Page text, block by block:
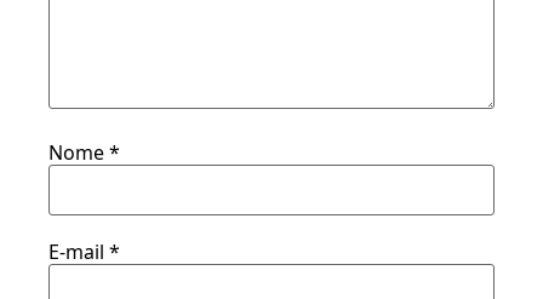
Nome*
E-mail*